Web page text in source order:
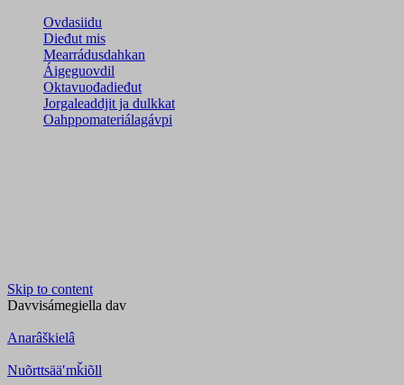
Ovdasiidu
Dieđut mis
Mearrádusdahkan
Áigeguovdil
Oktavuođadieđut
Jorgaleaddjit ja dulkkat
Oahppomateriálagávpi
Skip to content
Davvisámegiella dav
Anarâškielâ
Nuõrttsääʹmǩiõll